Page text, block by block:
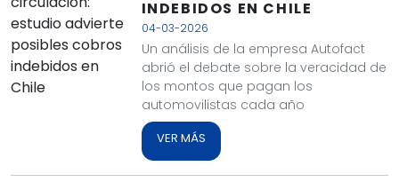
INDEBIDOS EN CHILE
04-03-2026
Un análisis de la empresa Autofact
abrió el debate sobre la veracidad de
los montos que pagan los
automovilistas cada año
VER MÁS